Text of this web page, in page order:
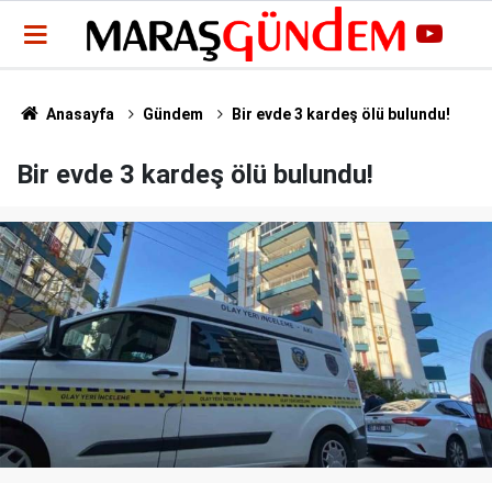
Anasayfa Gündem Bir evde 3 kardeş ölü bulundu!
Bir evde 3 kardeş ölü bulundu!